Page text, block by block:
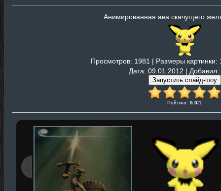
Анимированная ава скачущего
Просмотров: 1981 | Размеры картинки:
Дата: 09.01.2012 | Добавил:
Рейтинг: 5.0/1